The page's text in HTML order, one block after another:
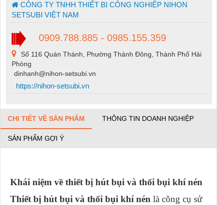
CÔNG TY TNHH THIẾT BỊ CÔNG NGHIỆP NIHON
SETSUBI VIỆT NAM
0909.788.885 - 0985.155.359
Số 116 Quán Thánh, Phường Thành Đông, Thành Phố Hải
Phòng
dinhanh@nihon-setsubi.vn
https://nihon-setsubi.vn
CHI TIẾT VỀ SẢN PHẨM THÔNG TIN DOANH NGHIỆP
SẢN PHẨM GỢI Ý
Khái niệm về thiết bị hút bụi và thổi bụi khí nén
Thiết bị hút bụi và thổi bụi khí nén là công cụ sử